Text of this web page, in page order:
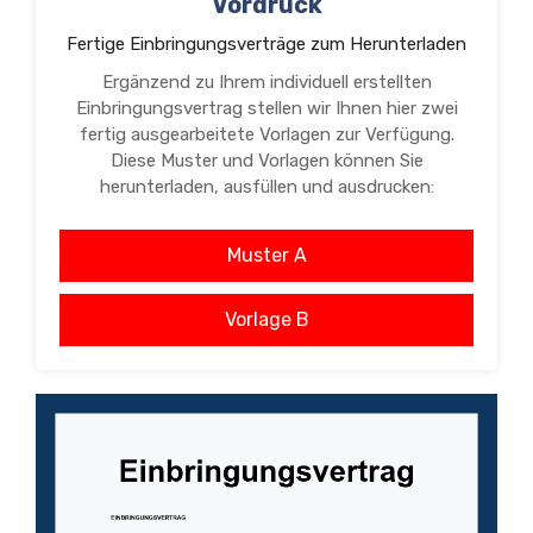
Fertige Einbringungsverträge zum Herunterladen
Ergänzend zu Ihrem individuell erstellten
Einbringungsvertrag stellen wir Ihnen hier zwei
fertig ausgearbeitete Vorlagen zur Verfügung.
Diese Muster und Vorlagen können Sie
herunterladen, ausfüllen und ausdrucken:
Muster A
Vorlage B